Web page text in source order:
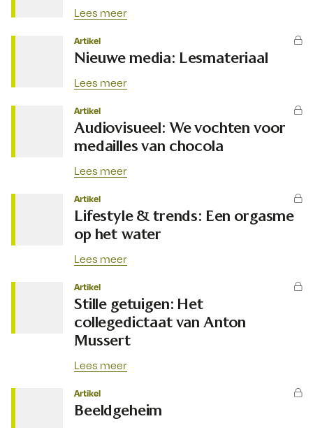
Lees meer
Artikel
Nieuwe media: Lesmateriaal
Lees meer
Artikel
Audiovisueel: We vochten voor
medailles van chocola
Lees meer
Artikel
Lifestyle & trends: Een orgasme
op het water
Lees meer
Artikel
Stille getuigen: Het
collegedictaat van Anton
Mussert
Lees meer
Artikel
Beeldgeheim